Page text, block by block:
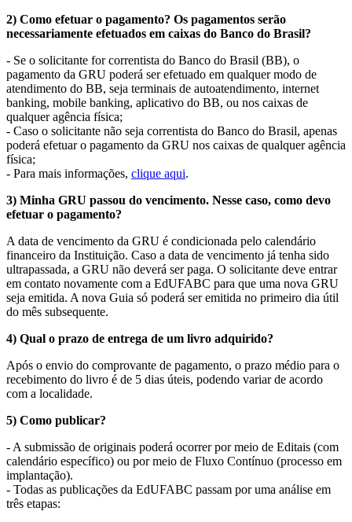
2) Como efetuar o pagamento? Os pagamentos serão
necessariamente efetuados em caixas do Banco do Brasil?
- Se o solicitante for correntista do Banco do Brasil (BB), o
pagamento da GRU poderá ser efetuado em qualquer modo de
atendimento do BB, seja terminais de autoatendimento, internet
banking, mobile banking, aplicativo do BB, ou nos caixas de
qualquer agência física;
- Caso o solicitante não seja correntista do Banco do Brasil, apenas
poderá efetuar o pagamento da GRU nos caixas de qualquer agência
física;
- Para mais informações, clique aqui.
3) Minha GRU passou do vencimento. Nesse caso, como devo
efetuar o pagamento?
A data de vencimento da GRU é condicionada pelo calendário
financeiro da Instituição. Caso a data de vencimento já tenha sido
ultrapassada, a GRU não deverá ser paga. O solicitante deve entrar
em contato novamente com a EdUFABC para que uma nova GRU
seja emitida. A nova Guia só poderá ser emitida no primeiro dia útil
do mês subsequente.
4) Qual o prazo de entrega de um livro adquirido?
Após o envio do comprovante de pagamento, o prazo médio para o
recebimento do livro é de 5 dias úteis, podendo variar de acordo
com a localidade.
5) Como publicar?
- A submissão de originais poderá ocorrer por meio de Editais (com
calendário específico) ou por meio de Fluxo Contínuo (processo em
implantação).
- Todas as publicações da EdUFABC passam por uma análise em
três etapas: